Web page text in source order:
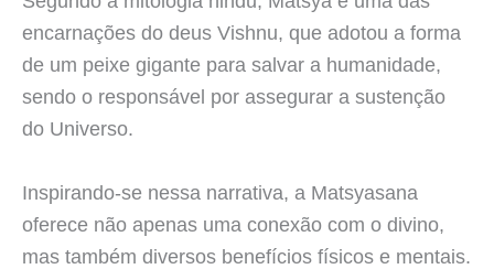
encarnações do deus Vishnu, que adotou a forma
de um peixe gigante para salvar a humanidade,
sendo o responsável por assegurar a sustenção
do Universo.
Inspirando-se nessa narrativa, a Matsyasana
oferece não apenas uma conexão com o divino,
mas também diversos benefícios físicos e mentais.